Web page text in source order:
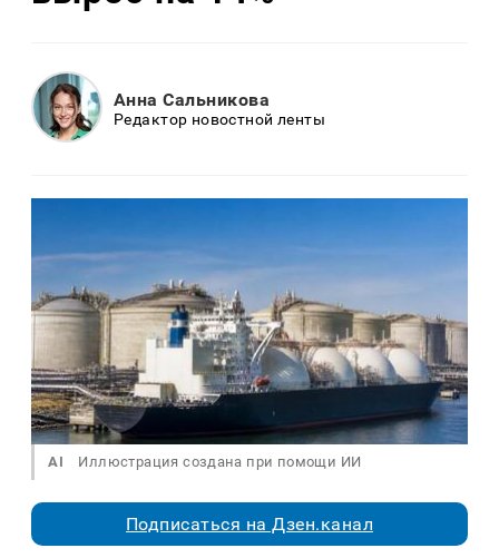
Анна Сальникова
Редактор новостной ленты
AI Иллюстрация создана при помощи ИИ
Подписаться на Дзен.канал